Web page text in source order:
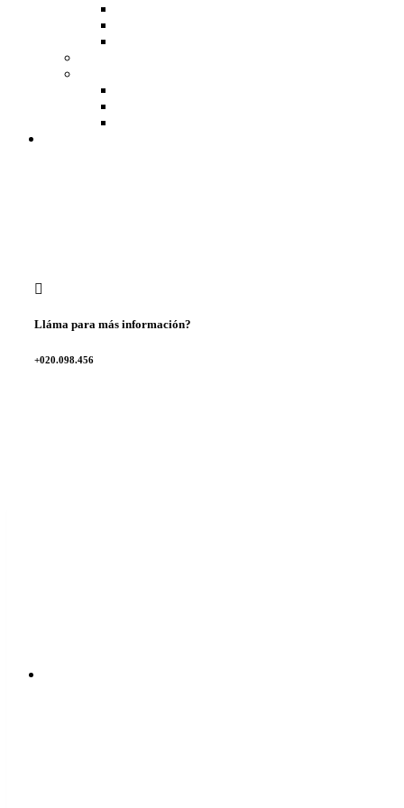
Lláma para más información?
+020.098.456